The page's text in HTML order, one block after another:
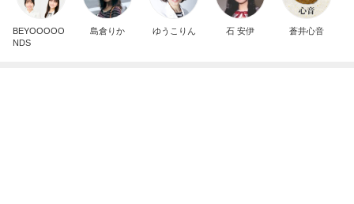
BEYOOOOO
NDS
島倉りか ゆうこりん 石 安伊 蒼井心音